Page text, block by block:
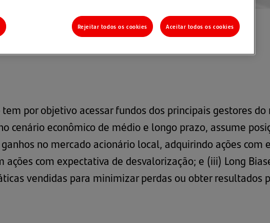
Alocação Multiestratégia Crescimento
tem por objetivo acessar fundos dos principais gestores
cenário econômico de médio e longo prazo, assume
no mercado acionário local, adquirindo ações
com expectativa de desvalorização; e (iii) Long
vendidas para minimizar perdas ou obter resultados
Rejeitar todos os cookies Aceitar todos os cookies